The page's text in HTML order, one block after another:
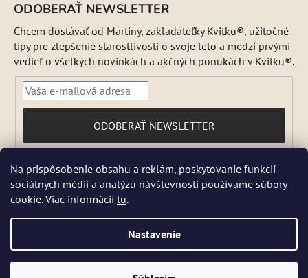
Na prispôsobenie obsahu a reklám, poskytovanie funkcií
sociálnych médií a analýzu návštevnosti používame súbory
cookie. Viac informácií tu.
Nastavenie
DŇA 5 a 6 AUGUSTA NEBUDEME ODOSIELAŤ ŽIADNE ZÁSIELKY. ☀️
Letná prevádzka: Počas horúcich dní chránime kvalitu našich výrobkov,
Niektoré produkty sú počas leta dočasne nedostupné, pretože by sa
mohli pri preprave poškodiť. 📦 Prosíme, zásielku si vyzdvihnite čo
najskôr a nevoľte vonkajšie boxy vystavené slnku. Reklamácie
poškodenia teplom po doručení nebude možné uznať. Ďakujeme za
ODOBERAŤ NEWSLETTER
Chcem dostávať od Martiny, zakladateľky Kvitku®, užitočné
tipy pre zlepšenie starostlivosti o svoje telo a medzi prvými
vedieť o všetkých novinkách a akčných ponukách v Kvitku®.
PRIHLÁSIŤ
SA
ODOBERAŤ NEWSLETTER
podmienkami ochrany osobných údajov
Vytvoril Shoptet